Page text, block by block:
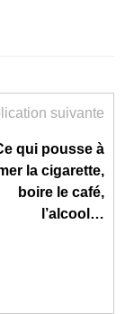
suivante
qui pousse à
la cigarette,
boire le café,
l’alcool…